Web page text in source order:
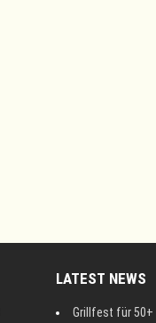
LATEST NEWS
Grillfest für 50+